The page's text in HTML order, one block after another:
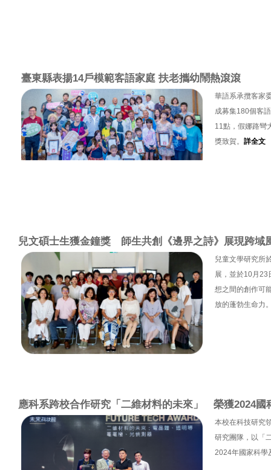
臺東縣表揚14戶模範客語家庭 扶老攜幼鬧熱滾滾
華語系承攬客家
成募集180個客
11點，假娜路彎
獎致賀。 詳全文
兒文碩士生獲金鐘獎 師生共創《邊界之詩》展現跨域
兒童文學研究所
展，並於10月23
想之間的創作可
放的蓬勃生命力
應科系跨校合作研究「二維材料的未來」 榮獲2024國
本校在科技研究
研究團隊，以「
2024年國家科學